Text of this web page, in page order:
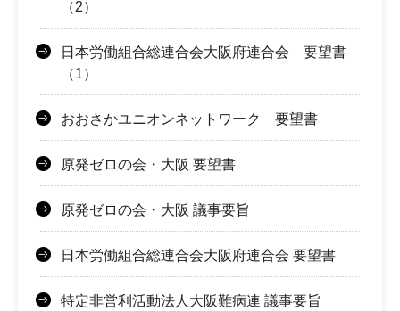
（2）
日本労働組合総連合会大阪府連合会 要望書
（1）
おおさかユニオンネットワーク 要望書
原発ゼロの会・大阪 要望書
原発ゼロの会・大阪 議事要旨
日本労働組合総連合会大阪府連合会 要望書
特定非営利活動法人大阪難病連 議事要旨